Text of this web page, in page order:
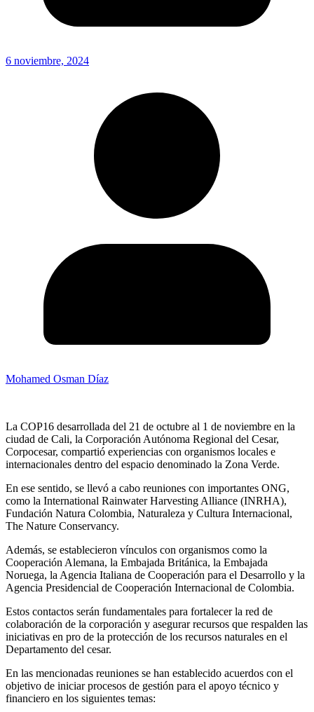
6 noviembre, 2024
Mohamed Osman Díaz
La COP16 desarrollada del 21 de octubre al 1 de noviembre en la
ciudad de Cali, la Corporación Autónoma Regional del Cesar,
Corpocesar, compartió experiencias con organismos locales e
internacionales dentro del espacio denominado la Zona Verde.
En ese sentido, se llevó a cabo reuniones con importantes ONG,
como la International Rainwater Harvesting Alliance (INRHA),
Fundación Natura Colombia, Naturaleza y Cultura Internacional,
The Nature Conservancy.
Además, se establecieron vínculos con organismos como la
Cooperación Alemana, la Embajada Británica, la Embajada
Noruega, la Agencia Italiana de Cooperación para el Desarrollo y la
Agencia Presidencial de Cooperación Internacional de Colombia.
Estos contactos serán fundamentales para fortalecer la red de
colaboración de la corporación y asegurar recursos que respalden las
iniciativas en pro de la protección de los recursos naturales en el
Departamento del cesar.
En las mencionadas reuniones se han establecido acuerdos con el
objetivo de iniciar procesos de gestión para el apoyo técnico y
financiero en los siguientes temas: